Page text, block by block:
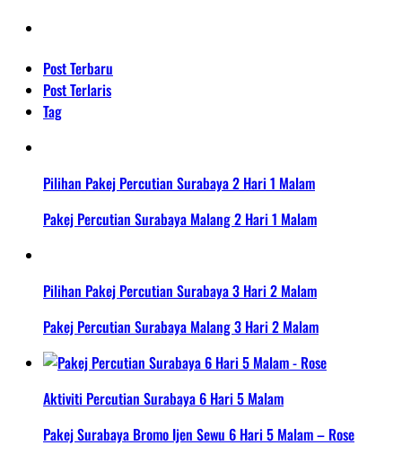
Post Terbaru
Post Terlaris
Tag
Pilihan Pakej Percutian Surabaya 2 Hari 1 Malam
Pakej Percutian Surabaya Malang 2 Hari 1 Malam
Pilihan Pakej Percutian Surabaya 3 Hari 2 Malam
Pakej Percutian Surabaya Malang 3 Hari 2 Malam
Aktiviti Percutian Surabaya 6 Hari 5 Malam
Pakej Surabaya Bromo Ijen Sewu 6 Hari 5 Malam – Rose